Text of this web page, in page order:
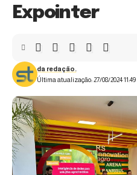
Expointer
Última atualização: 27/08/2024 11:49
da redação.